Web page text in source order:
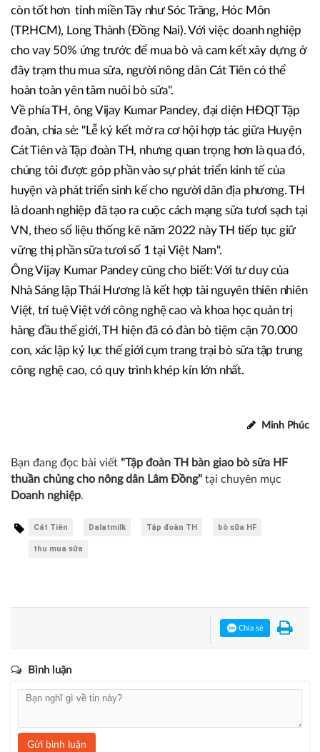
Ông Nguyễn Văn Châu- Phó Giám đốc Sở NNPTNT tỉnh
Lâm Đồng cho biết: "Sau sự đi đầu trong phát triển đàn bò
sữa của huyện Cát Tiên, tới đây tỉnh có định hướng sẽ mở
rộng ra cho 3 huyện phía Nam của tỉnh có điều kiện tương
tự. Chúng ta có niềm tin như vậy vì điều kiện ở Lâm Đồng
còn tốt hơn tỉnh miền Tây như Sóc Trăng, Hóc Môn
(TP.HCM), Long Thành (Đồng Nai). Với việc doanh nghiệp
cho vay 50% ứng trước để mua bò và cam kết xây dựng ở
đây trạm thu mua sữa, người nông dân Cát Tiên có thể
hoàn toàn yên tâm nuôi bò sữa".
Về phía TH, ông Vijay Kumar Pandey, đại diện HĐQT Tập
đoàn, chia sẻ: "Lễ ký kết mở ra cơ hội hợp tác giữa Huyện
Cát Tiên và Tập đoàn TH, nhưng quan trọng hơn là qua đó,
chúng tôi được góp phần vào sự phát triển kinh tế của
huyện và phát triển sinh kế cho người dân địa phương. TH
là doanh nghiệp đã tạo ra cuộc cách mạng sữa tươi sạch tại
VN, theo số liệu thống kê năm 2022 này TH tiếp tục giữ
vững thị phần sữa tươi số 1 tại Việt Nam".
Ông Vijay Kumar Pandey cũng cho biết: Với tư duy của
hàng đầu thế giới, TH hiện đã có đàn bò tiệm cận 70.000
công nghệ cao, có quy trình khép kín lớn nhất.
bò sữa HF